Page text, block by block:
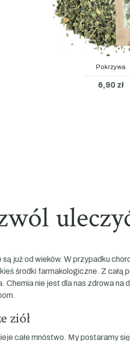
Pokrzywa
6,90 zł
są już od wieków. W przypadku
środki farmakologiczne. Z
Chemia nie jest dla nas zdrowa
ziół
całe mnóstwo. My postaramy